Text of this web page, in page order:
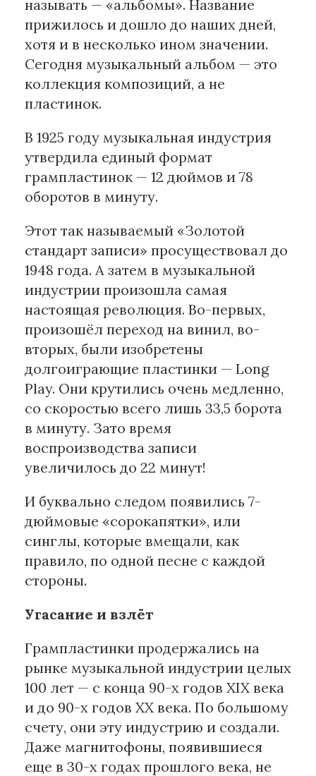
называть — «альбомы». Название
прижилось и дошло до наших дней,
хотя и в несколько ином значении.
Сегодня музыкальный альбом — это
коллекция композиций, а не
пластинок.
В 1925 году музыкальная индустрия
утвердила единый формат
грампластинок — 12 дюймов и 78
оборотов в минуту.
Этот так называемый «Золотой
стандарт записи» просуществовал до
1948 года. А затем в музыкальной
индустрии произошла самая
настоящая революция. Во-первых,
произошёл переход на винил, во-
вторых, были изобретены
долгоиграющие пластинки — Long
Play. Они крутились очень медленно,
со скоростью всего лишь 33,5 борота
в минуту. Зато время
воспроизводства записи
увеличилось до 22 минут!
И буквально следом появились 7-
дюймовые «сорокапятки», или
синглы, которые вмещали, как
правило, по одной песне с каждой
стороны.
Угасание и взлёт
Грампластинки продержались на
рынке музыкальной индустрии целых
100 лет — с конца 90-х годов XIX века
и до 90-х годов ХХ века. По большому
счету, они эту индустрию и создали.
Даже магнитофоны, появившиеся
еще в 30-х годах прошлого века, не